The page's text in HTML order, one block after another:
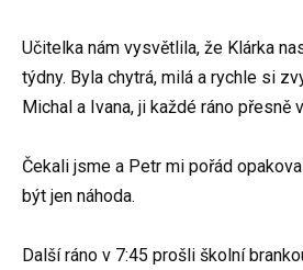
Učitelka nám vysvětlila, že Klárka
týdny. Byla chytrá, milá a rychle si
Michal a Ivana, ji každé ráno přesně
Čekali jsme a Petr mi pořád
být jen náhoda.
Další ráno v 7:45 prošli školní